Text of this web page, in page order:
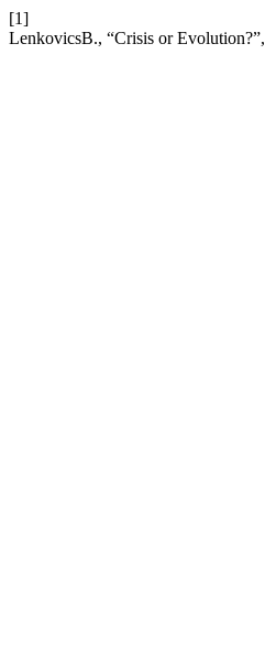
[1]
LenkovicsB., “Crisis or Evolution?”,